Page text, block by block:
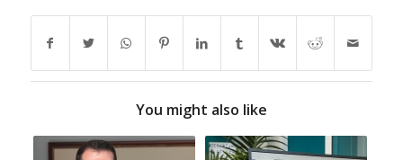
You might also like